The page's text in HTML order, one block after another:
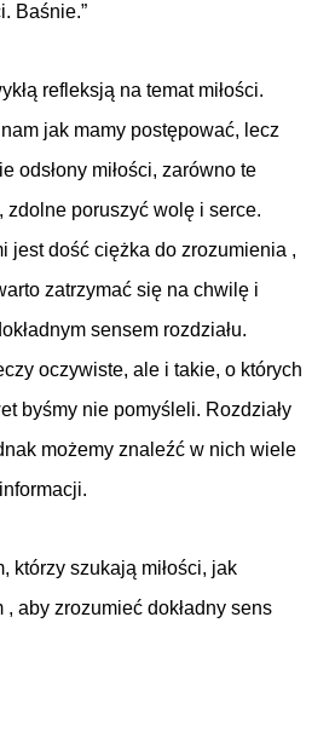
Baśnie.”
refleksją na temat miłości.
jak mamy postępować, lecz
odsłony miłości, zarówno te
zdolne poruszyć wolę i serce.
jest dość ciężka do zrozumienia ,
zatrzymać się na chwilę i
sensem rozdziału.
oczywiste, ale i takie, o których
byśmy nie pomyśleli. Rozdziały
możemy znaleźć w nich wiele
którzy szukają miłości, jak
aby zrozumieć dokładny sens